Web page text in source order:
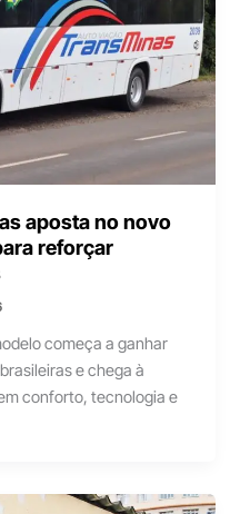
aposta no novo
reforçar
começa a ganhar
e chega à
conforto, tecnologia e